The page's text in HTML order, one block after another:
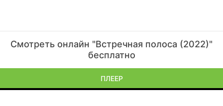
Смотреть онлайн "Встречная полоса (2022)"
бесплатно
ПЛЕЕР